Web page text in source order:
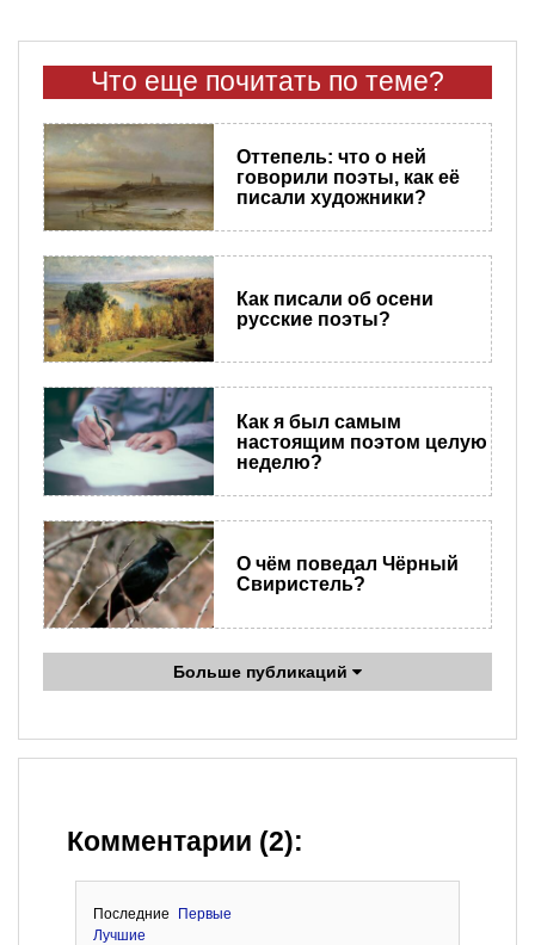
Что еще почитать по теме?
Оттепель: что о ней
говорили поэты, как её
писали художники?
Как писали об осени
русские поэты?
Как я был самым
настоящим поэтом целую
неделю?
О чём поведал Чёрный
Свиристель?
Больше публикаций
Комментарии (2):
Последние
Первые
Лучшие